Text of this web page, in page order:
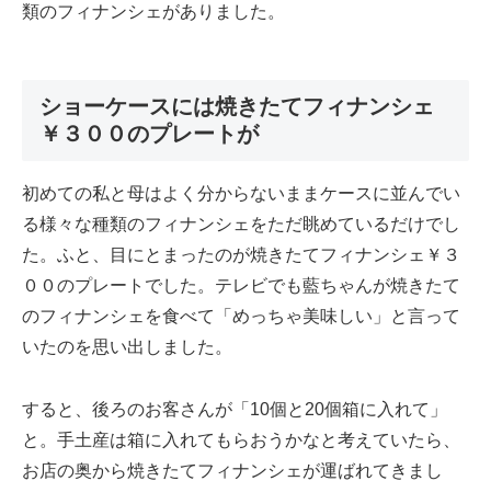
類のフィナンシェがありました。
ショーケースには焼きたてフィナンシェ
￥３００のプレートが
初めての私と母はよく分からないままケースに並んでい
る様々な種類のフィナンシェをただ眺めているだけでし
た。ふと、目にとまったのが焼きたてフィナンシェ￥３
００のプレートでした。テレビでも藍ちゃんが焼きたて
のフィナンシェを食べて「めっちゃ美味しい」と言って
いたのを思い出しました。
すると、後ろのお客さんが「10個と20個箱に入れて」
と。手土産は箱に入れてもらおうかなと考えていたら、
お店の奥から焼きたてフィナンシェが運ばれてきまし